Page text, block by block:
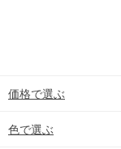
価格で選ぶ
色で選ぶ